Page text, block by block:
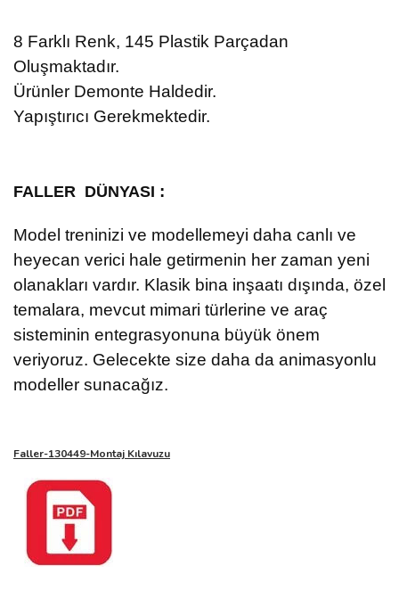
8 Farklı Renk, 145 Plastik Parçadan
Oluşmaktadır.
Ürünler Demonte Haldedir.
Yapıştırıcı Gerekmektedir.
FALLER DÜNYASI :
Model treninizi ve modellemeyi daha canlı ve
heyecan verici hale getirmenin her zaman yeni
olanakları vardır. Klasik bina inşaatı dışında, özel
temalara, mevcut mimari türlerine ve araç
sisteminin entegrasyonuna büyük önem
veriyoruz. Gelecekte size daha da animasyonlu
modeller sunacağız.
Faller-130449-Montaj Kılavuzu